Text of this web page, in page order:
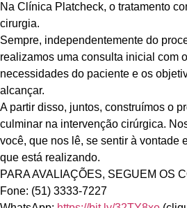
Na Clínica Platcheck, o tratamento
cirurgia.
Sempre, independentemente do
realizamos uma consulta inicial com
necessidades do paciente e os
alcançar.
A partir disso, juntos, construímos o
culminar na intervenção cirúrgica.
você, que nos lê, se sentir à vontade
que está realizando.
PARA AVALIAÇÕES, SEGUEM OS
Fone: (51) 3333-7227